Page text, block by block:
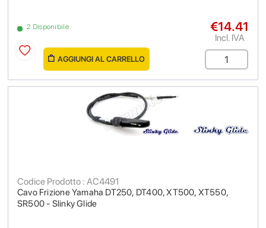
2 Disponibile €14.41
Incl. IVA
AGGIUNGI AL CARRELLO
Cavo Frizione Yamaha DT250, DT400, XT500, XT550,
SR500 - Slinky Glide
Codice Prodotto : AC4491